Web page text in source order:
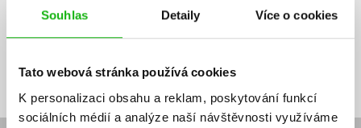
Souhlas Detaily Více o cookies
Tato webová stránka používá cookies
K personalizaci obsahu a reklam, poskytování funkcí
sociálních médií a analýze naší návštěvnosti využíváme
sleva, jaká běží soutěž o ceny? Přihlášením k odběru našich e-
souhlasíte se zpracováním osobních údajů
mailová
adresa
mailová
adresa
Vaše e-mailová adresa Přihlásit se